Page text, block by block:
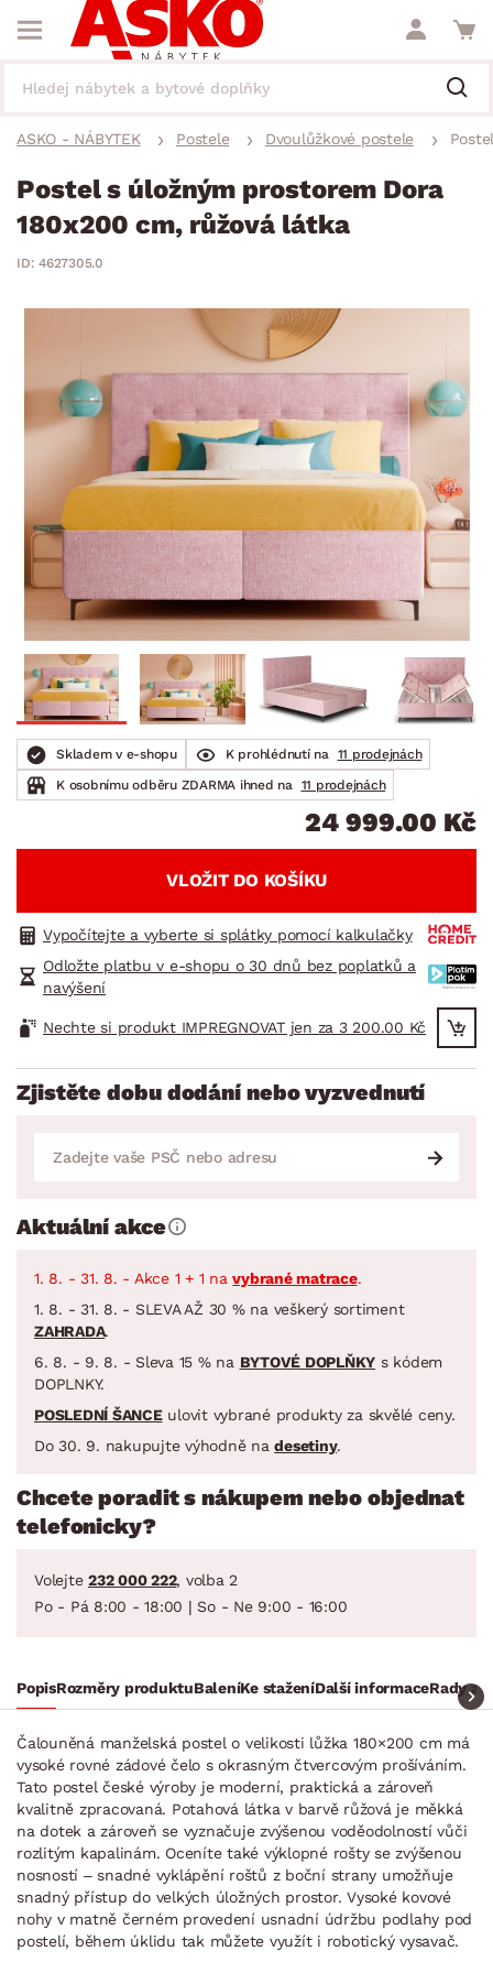
ASKO - NÁBYTEK Postele Dvoulůžkové postele
Postel s úložným prostorem Dora
180x200 cm, růžová látka
ID: 4627305.0
Skladem v e-shopu K prohlédnutí na
11 prodejnách
K osobnímu odběru ZDARMA ihned na
11 prodejnách
24 999.00 Kč
VLOŽIT DO KOŠÍKU
Vypočítejte a vyberte si splátky pomocí kalkulačky
Odložte platbu v e-shopu o 30 dnů bez poplatků a
navýšení
Nechte si produkt IMPREGNOVAT jen za 3 200.00 Kč
Zjistěte dobu dodání nebo vyzvednutí
Aktuální akce
1. 8. - 31. 8. - Akce 1 + 1 navybrané matrace.
1. 8. - 31. 8. - SLEVA AŽ 30 % na veškerý sortiment
ZAHRADA.
6. 8. - 9. 8. - Sleva 15 % na BYTOVÉ DOPLŇKY s kódem
DOPLNKY.
POSLEDNÍ ŠANCEulovit vybrané produkty za skvělé ceny.
Do 30. 9. nakupujte výhodně nadesetiny.
Chcete poradit s nákupem nebo objednat
telefonicky?
Volejte 232 000 222, volba 2
Po - Pá 8:00 - 18:00 | So - Ne 9:00 - 16:00
PopisRozměry produktuBaleníKe staženíDalší informaceRady a
Čalouněná manželská postel o velikosti lůžka 180×200 cm má
vysoké rovné zádové čelo s okrasným čtvercovým prošíváním.
Tato postel české výroby je moderní, praktická a zároveň
kvalitně zpracovaná. Potahová látka v barvě růžová je měkká
na dotek a zároveň se vyznačuje zvýšenou voděodolností vůči
rozlitým kapalinám. Oceníte také výklopné rošty se zvýšenou
nosností – snadné vyklápění roštů z boční strany umožňuje
snadný přístup do velkých úložných prostor. Vysoké kovové
nohy v matně černém provedení usnadní údržbu podlahy pod
postelí, během úklidu tak můžete využít i robotický vysavač.